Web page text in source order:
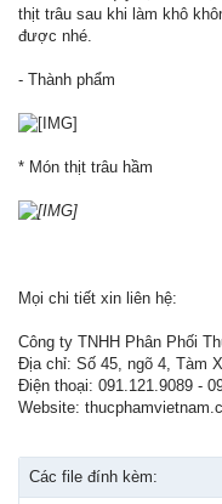
thịt trâu sau khi làm khô
được nhé.
- Thành phẩm
* Món thịt trâu hầm
Mọi chi tiết xin liên hệ:
Công ty TNHH Phân Phối
Địa chỉ: Số 45, ngõ 4, Tàm
Điện thoại: 091.121.9089 -
Website:
Các file đính kèm: